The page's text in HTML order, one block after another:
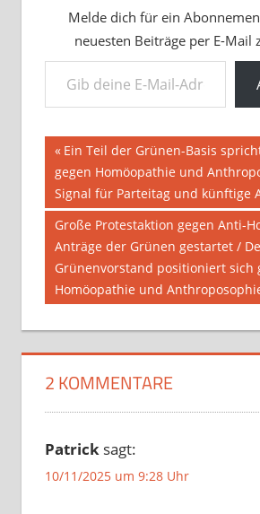
Melde dich für ein
neuesten Beiträge per E-Mail
Gib deine E-Mail-Adresse ein ...
Vorheriger
Beitrag:
Ein Teil der Grünen-Basis
gegen Homöopathie und
Signal für Parteitag und künftige
Nächster
Beitrag:
Große Protestaktion gegen Anti-
Anträge der Grünen gestartet /
Grünenvorstand positioniert sich
Homöopathie und
2 KOMMENTARE
Patrick sagt:
10/11/2025 um 9:28 Uhr